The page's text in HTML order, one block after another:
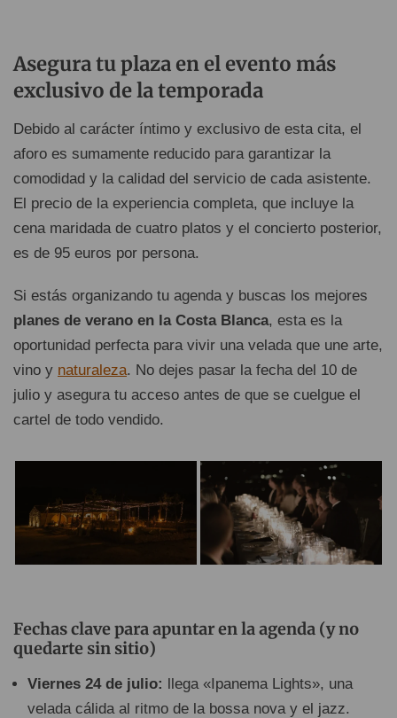
Asegura tu plaza en el evento más
exclusivo de la temporada
Debido al carácter íntimo y exclusivo de esta cita, el
aforo es sumamente reducido para garantizar la
comodidad y la calidad del servicio de cada asistente.
El precio de la experiencia completa, que incluye la
cena maridada de cuatro platos y el concierto posterior,
es de 95 euros por persona.
Si estás organizando tu agenda y buscas los mejores
planes de verano en la Costa Blanca, esta es la
oportunidad perfecta para vivir una velada que une arte,
vino y naturaleza. No dejes pasar la fecha del 10 de
julio y asegura tu acceso antes de que se cuelgue el
cartel de todo vendido.
Fechas clave para apuntar en la agenda (y no
quedarte sin sitio)
Viernes 24 de julio: llega «Ipanema Lights», una
velada cálida al ritmo de la bossa nova y el jazz.